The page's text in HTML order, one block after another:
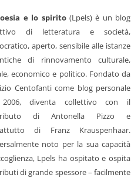
e lo spirito(Lpels) è un blog
di letteratura e società,
aperto, sensibile alle istanze
di rinnovamento culturale,
economico e politico. Fondato da
Centofanti come blog personale
diventa collettivo con il
di Antonella Pizzo e
di Franz Krauspenhaar.
noto per la sua capacità
Lpels ha ospitato e ospita
di grande spessore – facilmente